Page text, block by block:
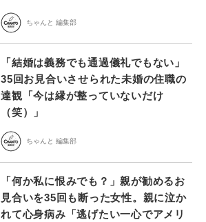
ちゃんと 編集部
「結婚は義務でも通過儀礼でもない」
35回お見合いさせられた未婚の住職の
達観「今は縁が整っていないだけ
（笑）」
ちゃんと 編集部
「何か私に恨みでも？」親が勧めるお
見合いを35回も断った女性。親に泣か
れて心身病み「逃げたい一心でアメリ